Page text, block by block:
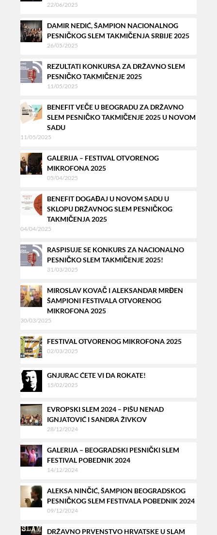
22/06/2025
DAMIR NEDIĆ, ŠAMPION NACIONALNOG
PESNIČKOG SLEM TAKMIČENJA SRBIJE 2025
26/05/2025
REZULTATI KONKURSA ZA DRŽAVNO SLEM
PESNIČKO TAKMIČENJE 2025
11/05/2025
BENEFIT VEČE U BEOGRADU ZA DRŽAVNO
SLEM PESNIČKO TAKMIČENJE 2025 U NOVOM
SADU
11/05/2025
GALERIJA – FESTIVAL OTVORENOG
MIKROFONA 2025
05/04/2025
BENEFIT DOGAĐAJ U NOVOM SADU U
SKLOPU DRŽAVNOG SLEM PESNIČKOG
TAKMIČENJA 2025
04/04/2025
RASPISUJE SE KONKURS ZA NACIONALNO
PESNIČKO SLEM TAKMIČENJE 2025!
31/03/2025
MIROSLAV KOVAČ I ALEKSANDAR MRĐEN
ŠAMPIONI FESTIVALA OTVORENOG
MIKROFONA 2025
30/03/2025
FESTIVAL OTVORENOG MIKROFONA 2025
02/03/2025
GNJURAC ĆETE VI DA ROKATE!
15/02/2025
EVROPSKI SLEM 2024 – PIŠU NENAD
IGNJATOVIĆ I SANDRA ŽIVKOV
28/12/2024
GALERIJA – BEOGRADSKI PESNIČKI SLEM
FESTIVAL POBEDNIK 2024
14/12/2024
ALEKSA NINČIĆ, ŠAMPION BEOGRADSKOG
PESNIČKOG SLEM FESTIVALA POBEDNIK 2024
09/12/2024
DRŽAVNO PRVENSTVO HRVATSKE U SLAM